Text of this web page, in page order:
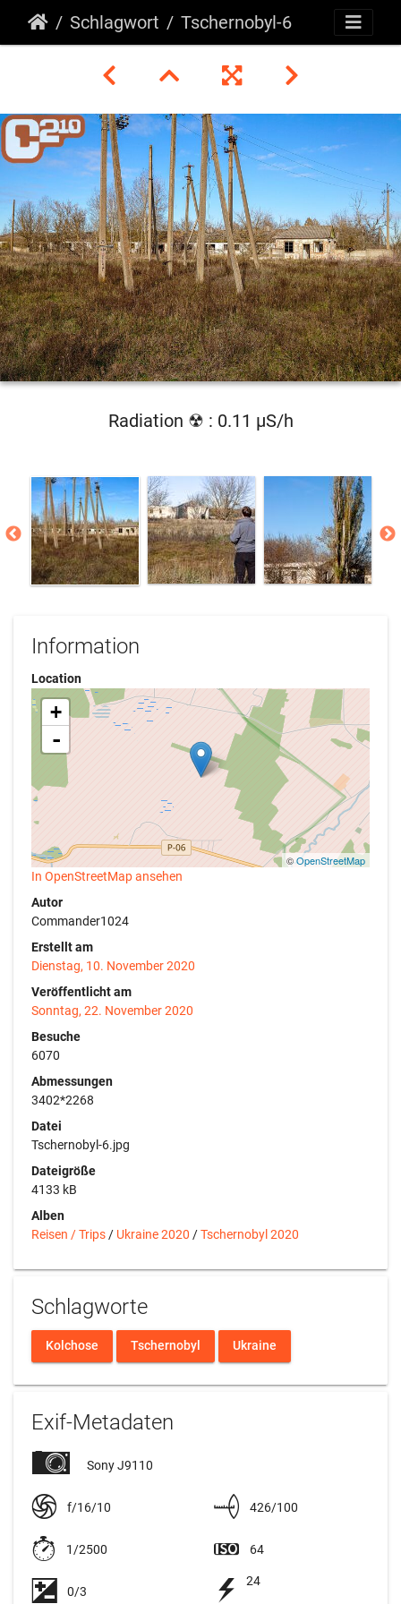
Schlagwort Tschernobyl-6
Radiation ☢ : 0.11 µS/h
Information
Location
+
-
©OpenStreetMap
In OpenStreetMap ansehen
Autor
Commander1024
Erstellt am
Dienstag, 10. November 2020
Veröffentlicht am
Sonntag, 22. November 2020
Besuche
6070
Abmessungen
3402*2268
Datei
Tschernobyl-6.jpg
Dateigröße
4133 kB
Alben
Reisen / Trips / Ukraine 2020 /Tschernobyl 2020
Schlagworte
Kolchose Tschernobyl Ukraine
Exif-Metadaten
Sony J9110
f/16/10 426/100
1/2500 64
0/3
24